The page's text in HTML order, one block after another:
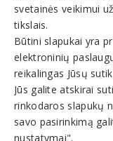
Registracijos
2004-05-14
Veiklos sritys
svetainės veikimui
tikslais.
Būtini slapukai yra
elektroninių
reikalingas Jūsų
Jūs galite atskirai
rinkodaros slapukų
savo pasirinkimą
nustatymai".